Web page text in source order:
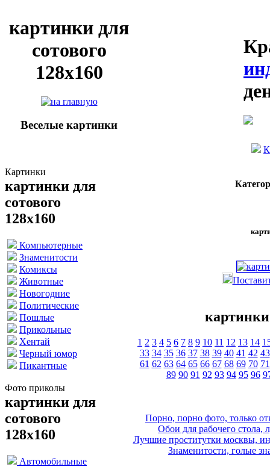
картинки для
сотового
128х160
Веселые картинки
Картинки
картинки для
сотового
128х160
Компьютерные
Знаменитости
Комиксы
Животные
Новогодние
Политические
Пошлые
Прикольные
Хентай
Черный юмор
Пикантные
Фото приколы
картинки для
сотового
128х160
Автомобильные
картинки
1 2 3 4 5 6 7 8 9 10 11 12 13 14
33 34 35 36 37 38 39 40 41 42 43
61 62 63 64 65 66 67 68 69 70 71
89 90 91 92 93 94 95 96
Порно, порно фото, только
Обои для рабочего стола,
Лучшие проститутки москвы,
Знаменитости, голые